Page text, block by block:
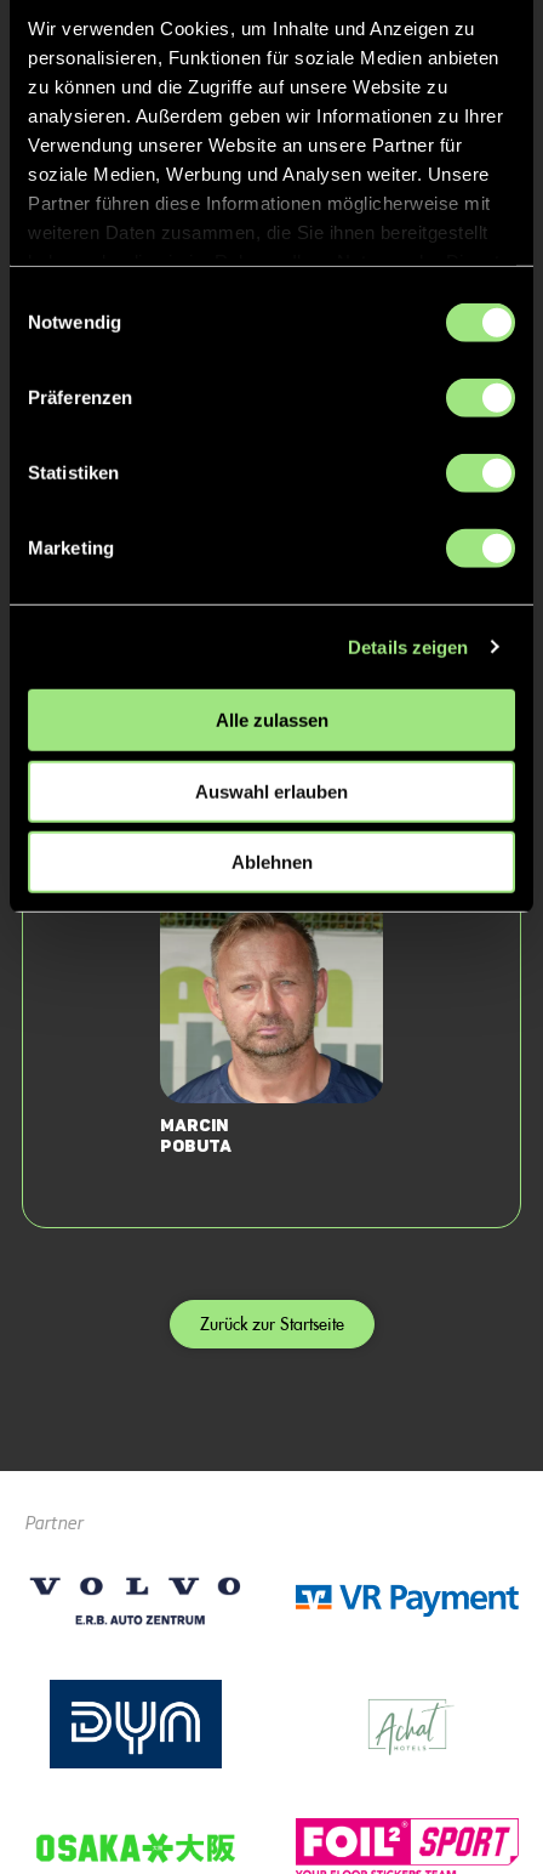
Wir verwenden Cookies, um Inhalte und Anzeigen zu
personalisieren, Funktionen für soziale Medien anbieten
zu können und die Zugriffe auf unsere Website zu
analysieren. Außerdem geben wir Informationen zu Ihrer
Verwendung unserer Website an unsere Partner für
soziale Medien, Werbung und Analysen weiter. Unsere
Partner führen diese Informationen möglicherweise mit
weiteren Daten zusammen, die Sie ihnen bereitgestellt
Notwendig
Präferenzen
Statistiken
Marketing
Details zeigen
Alle zulassen
Auswahl erlauben
Ablehnen
Mausberg
Berndt
Onofriiuk
Maksym
Staff
Gräber
Marcin
Pobuta
Zurück zur Startseite
Partner